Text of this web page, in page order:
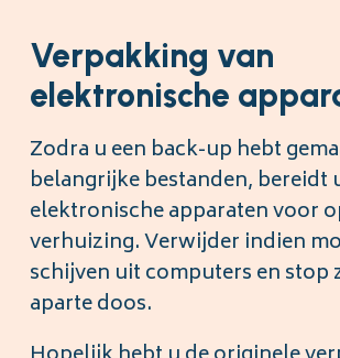
Verpakking van
elektronische
Zodra u een back-up hebt
belangrijke bestanden, bereidt
elektronische apparaten voor
verhuizing. Verwijder indien
schijven uit computers en stop
aparte doos.